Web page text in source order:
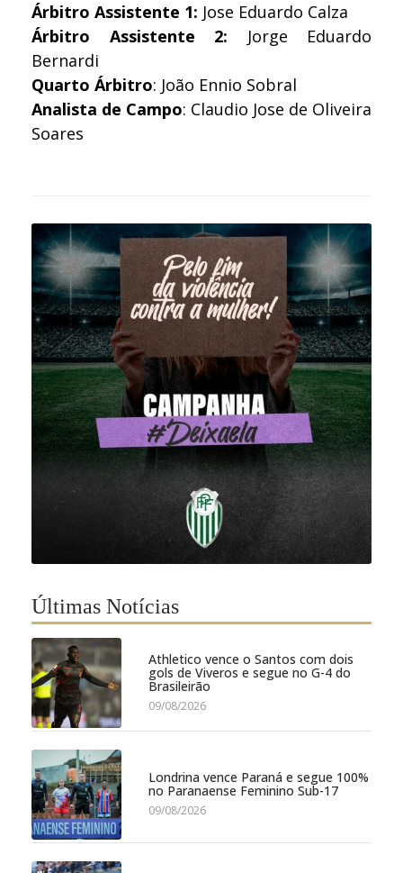
Árbitro Assistente 1: Jose Eduardo Calza
Árbitro Assistente 2: Jorge Eduardo
Bernardi
Quarto Árbitro: João Ennio Sobral
Analista de Campo: Claudio Jose de Oliveira
Soares
Últimas Notícias
Athletico vence o Santos com dois
gols de Viveros e segue no G-4 do
Brasileirão
09/08/2026
Londrina vence Paraná e segue 100%
no Paranaense Feminino Sub-17
09/08/2026